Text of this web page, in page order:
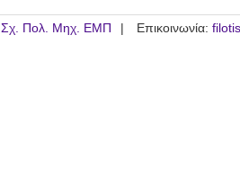
Σχ. Πολ. Μηχ. ΕΜΠ Επικοινωνία: